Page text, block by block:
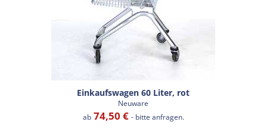
Einkaufswagen 60 Liter, rot
Neuware
ab74,50 € - bitte anfragen.